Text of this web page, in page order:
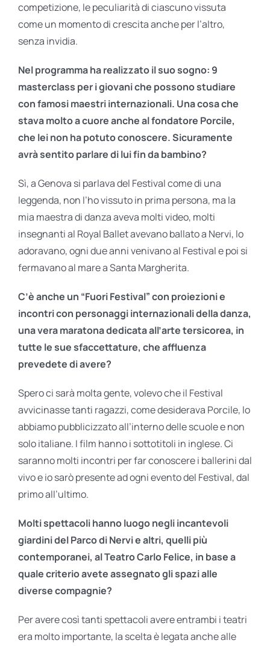
competizione, le peculiarità di ciascuno vissuta
come un momento di crescita anche per l’altro,
senza invidia.
Nel programma ha realizzato il suo sogno: 9
masterclass per i giovani che possono studiare
con famosi maestri internazionali. Una cosa che
stava molto a cuore anche al fondatore Porcile,
che lei non ha potuto conoscere. Sicuramente
avrà sentito parlare di lui fin da bambino?
Sì, a Genova si parlava del Festival come di una
leggenda, non l’ho vissuto in prima persona, ma la
mia maestra di danza aveva molti video, molti
insegnanti al Royal Ballet avevano ballato a Nervi, lo
adoravano, ogni due anni venivano al Festival e poi si
fermavano al mare a Santa Margherita.
C’è anche un “Fuori Festival” con proiezioni e
incontri con personaggi internazionali della danza,
una vera maratona dedicata all’arte tersicorea, in
tutte le sue sfaccettature, che affluenza
prevedete di avere?
Spero ci sarà molta gente, volevo che il Festival
avvicinasse tanti ragazzi, come desiderava Porcile, lo
abbiamo pubblicizzato all’interno delle scuole e non
solo italiane. I film hanno i sottotitoli in inglese. Ci
saranno molti incontri per far conoscere i ballerini dal
vivo e io sarò presente ad ogni evento del Festival, dal
primo all’ultimo.
Molti spettacoli hanno luogo negli incantevoli
giardini del Parco di Nervi e altri, quelli più
contemporanei, al Teatro Carlo Felice, in base a
quale criterio avete assegnato gli spazi alle
diverse compagnie?
Per avere così tanti spettacoli avere entrambi i teatri
era molto importante, la scelta è legata anche alle